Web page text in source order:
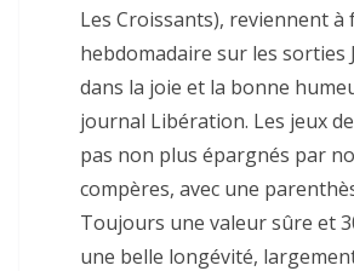
Les Croissants), reviennent à
hebdomadaire sur les sorties
dans la joie et la bonne
journal Libération. Les jeux
pas non plus épargnés par
compères, avec une
Toujours une valeur sûre et
une belle longévité,